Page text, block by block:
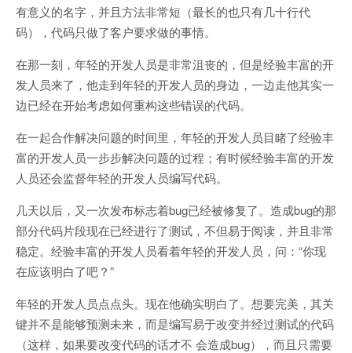
有意义的名字，并且方法非常短（最长的也只有几十行代
码），代码只做了客户要求做的事情。
在那一刻，年轻的开发人员是非常沮丧的，但是经验丰富的开
发人员来了，他走到年轻的开发人员的身边，一边走他其实一
边已经在开始考虑如何重构这些错误的代码。
在一起合作解决问题的时间里，年轻的开发人员目睹了经验丰
富的开发人员一步步解决问题的过程；有时候经验丰富的开发
人员还会监督年轻的开发人员编写代码。
几天以后，又一次发布标志着bug已经被修复了。造成bug的那
部分代码片段现在已经进行了测试，不但易于阅读，并且非常
稳定。经验丰富的开发人员看着年轻的开发人员，问：“你现
在应该明白了吧？”
年轻的开发人员点点头。现在他确实明白了。想要完美，其关
键并不是能够预测未来，而是编写易于改变并经过测试的代码
（这样，如果要改变代码的话才不 会造成bug），而且只需要